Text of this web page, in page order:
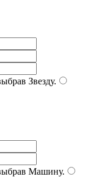
Звезду.
Машину.